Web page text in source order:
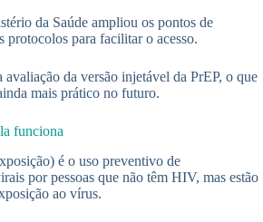
da Saúde ampliou os pontos de
protocolos para facilitar o acesso.
da versão injetável da PrEP, o que
mais prático no futuro.
funciona
é o uso preventivo de
por pessoas que não têm HIV, mas estão
ao vírus.